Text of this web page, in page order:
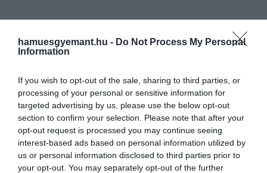
hamuesgyemant.hu - Do Not Process My Personal
Information
If you wish to opt-out of the sale, sharing to third parties, or
processing of your personal or sensitive information for
targeted advertising by us, please use the below opt-out
section to confirm your selection. Please note that after your
opt-out request is processed you may continue seeing
interest-based ads based on personal information utilized by
us or personal information disclosed to third parties prior to
your opt-out. You may separately opt-out of the further
A séf szerint a vendéglátásnak edukálnia is
A konyha szezonalitása szintén tudatosságot tükröz.
A séf szerint a tavasz a leginspirálóbb időszak,
amikor a zöldségek, gyümölcsök frissessége új
lendületet ad a kreativitásnak.„A spárga nálam
levesben, főételben, sőt, akár desszertben is
megjelenik. A bodzát, epret, spenótot, gombákat